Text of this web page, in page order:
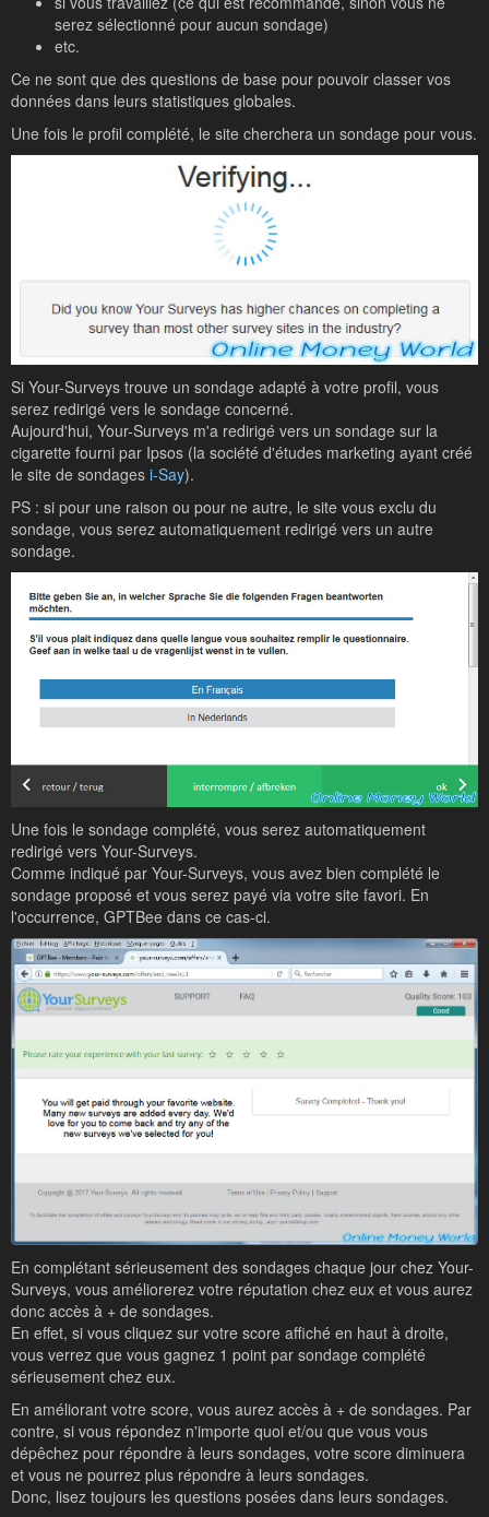
serez sélectionné pour aucun sondage)
etc.
Ce ne sont que des questions de base pour pouvoir classer vos
données dans leurs statistiques globales.
Une fois le profil complété, le site cherchera un sondage pour vous.
Si Your-Surveys trouve un sondage adapté à votre profil, vous
serez redirigé vers le sondage concerné.
Aujourd'hui, Your-Surveys m'a redirigé vers un sondage sur la
cigarette fourni par Ipsos (la société d'études marketing ayant créé
le site de sondages i-Say).
PS : si pour une raison ou pour ne autre, le site vous exclu du
sondage, vous serez automatiquement redirigé vers un autre
sondage.
Une fois le sondage complété, vous serez automatiquement
redirigé vers Your-Surveys.
Comme indiqué par Your-Surveys, vous avez bien complété le
sondage proposé et vous serez payé via votre site favori. En
l'occurrence, GPTBee dans ce cas-ci.
En complétant sérieusement des sondages chaque jour chez Your-
Surveys, vous améliorerez votre réputation chez eux et vous aurez
donc accès à + de sondages.
En effet, si vous cliquez sur votre score affiché en haut à droite,
vous verrez que vous gagnez 1 point par sondage complété
sérieusement chez eux.
En améliorant votre score, vous aurez accès à + de sondages. Par
contre, si vous répondez n'importe quoi et/ou que vous vous
dépêchez pour répondre à leurs sondages, votre score diminuera
et vous ne pourrez plus répondre à leurs sondages.
Donc, lisez toujours les questions posées dans leurs sondages.